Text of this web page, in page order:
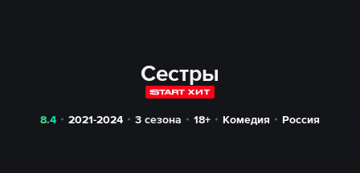
Сестры
8.4 2021-2024 3 сезона 18+ Комедия Россия